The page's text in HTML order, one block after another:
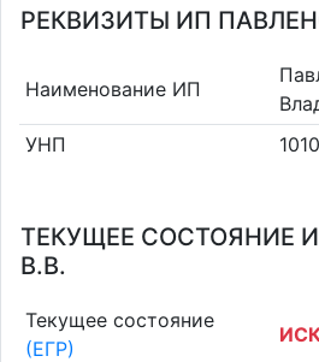
РЕКВИЗИТЫ ИП
Наименование ИП
УНП
ТЕКУЩЕЕ СОСТОЯНИЕ
В.В.
Текущее состояние
(ЕГР)